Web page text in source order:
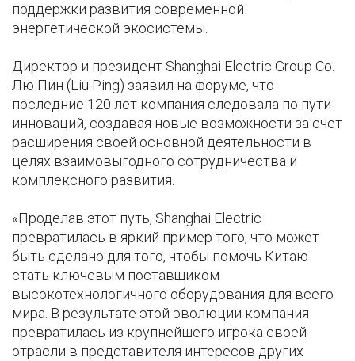
поддержки развития современной
энергетической экосистемы.
Директор и президент Shanghai Electric Group Co.
Лю Пин (Liu Ping) заявил на форуме, что
последние 120 лет компания следовала по пути
инноваций, создавая новые возможности за счет
расширения своей основной деятельности в
целях взаимовыгодного сотрудничества и
комплексного развития.
«Проделав этот путь, Shanghai Electric
превратилась в яркий пример того, что может
быть сделано для того, чтобы помочь Китаю
стать ключевым поставщиком
высокотехнологичного оборудования для всего
мира. В результате этой эволюции компания
превратилась из крупнейшего игрока своей
отрасли в представителя интересов других